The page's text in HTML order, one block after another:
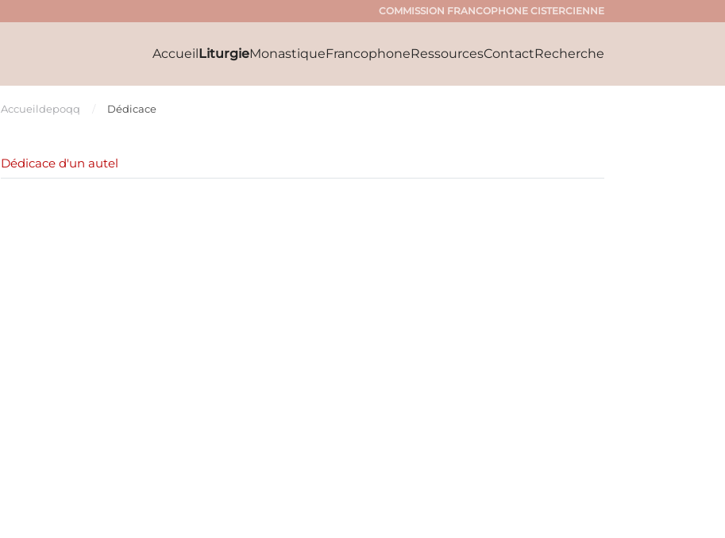
COMMISSION FRANCOPHONE CISTERCIENNE
AccueilLiturgieMonastiqueFrancophoneRessourcesContactRecherche
Accueildepoqq Dédicace
Dédicace d'un autel